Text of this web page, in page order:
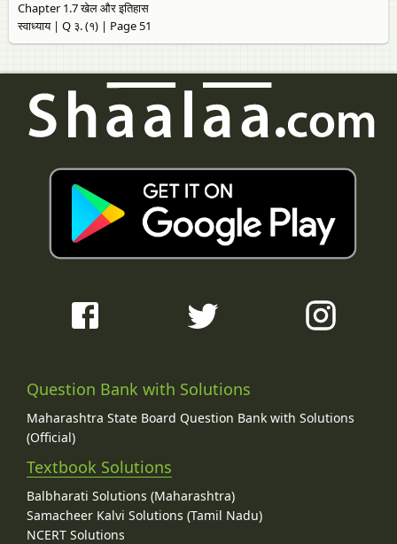
Chapter 1.7 खेल और इतिहास
स्वाध्याय | Q ३. (१) | Page 51
Question Bank with Solutions
Maharashtra State Board Question Bank with Solutions
(Official)
Textbook Solutions
Balbharati Solutions (Maharashtra)
Samacheer Kalvi Solutions (Tamil Nadu)
NCERT Solutions